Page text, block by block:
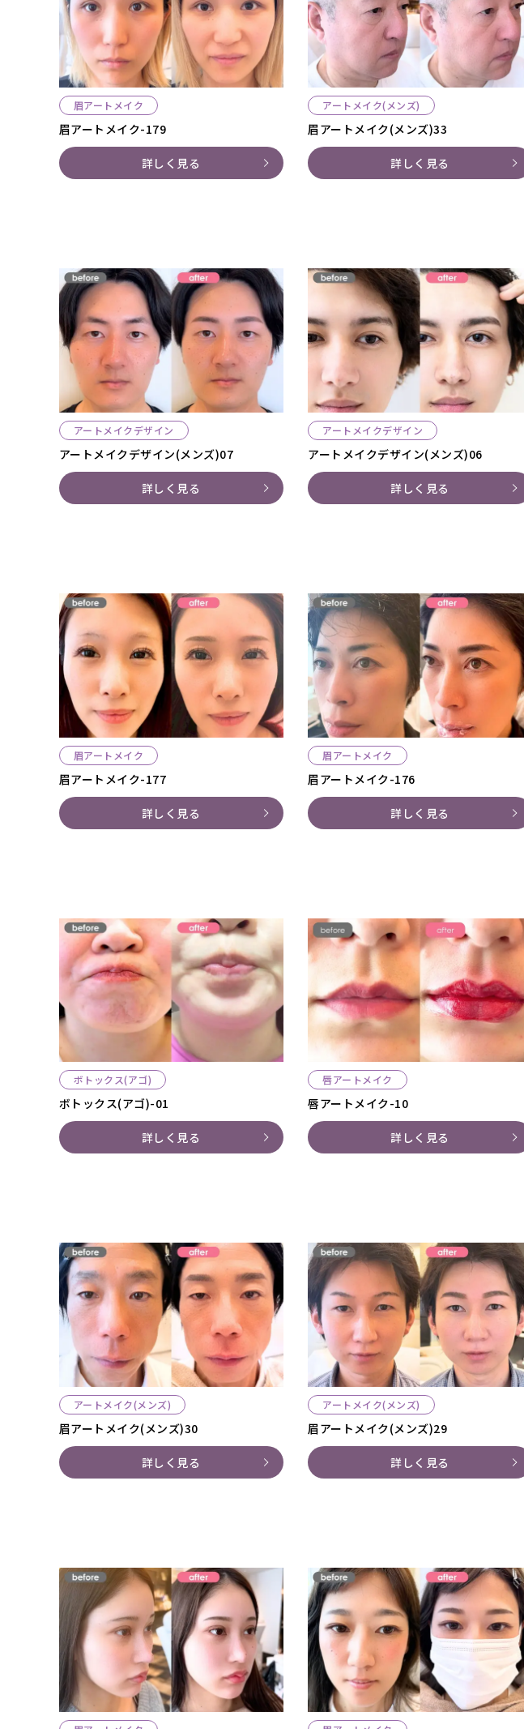
眉アートメイク
眉アートメイク-179
詳しく見る
アートメイク(メンズ)
眉アートメイク(メンズ)33
詳しく見る
アートメイクデザイン
アートメイクデザイン(メンズ)07
詳しく見る
アートメイクデザイン
アートメイクデザイン(メンズ)06
詳しく見る
眉アートメイク
眉アートメイク-177
詳しく見る
眉アートメイク
眉アートメイク-176
詳しく見る
ボトックス(アゴ)
ボトックス(アゴ)-01
詳しく見る
唇アートメイク
唇アートメイク-10
詳しく見る
アートメイク(メンズ)
眉アートメイク(メンズ)30
詳しく見る
アートメイク(メンズ)
眉アートメイク(メンズ)29
詳しく見る